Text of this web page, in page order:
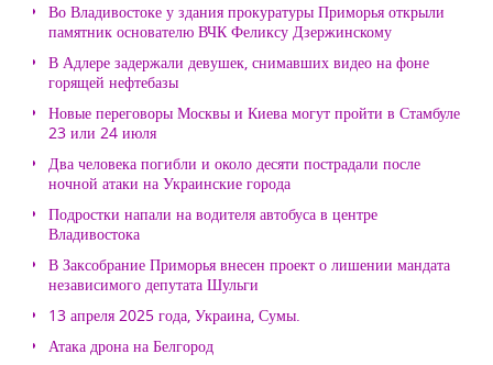
Во Владивостоке у здания прокуратуры Приморья открыли
памятник основателю ВЧК Феликсу Дзержинскому
В Адлере задержали девушек, снимавших видео на фоне
горящей нефтебазы
Новые переговоры Москвы и Киева могут пройти в Стамбуле
23 или 24 июля
Два человека погибли и около десяти пострадали после
ночной атаки на Украинские города
Подростки напали на водителя автобуса в центре
Владивостока
В Заксобрание Приморья внесен проект о лишении мандата
независимого депутата Шульги
13 апреля 2025 года, Украина, Сумы.
Атака дрона на Белгород